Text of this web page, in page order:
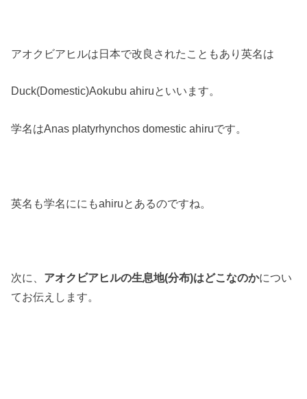
アオクビアヒルは日本で改良されたこともあり英名は
Duck(Domestic)Aokubu ahiruといいます。
学名はAnas platyrhynchos domestic ahiruです。
英名も学名ににもahiruとあるのですね。
次に、 アオクビアヒルの生息地(分布)はどこなのかについ
てお伝えします。